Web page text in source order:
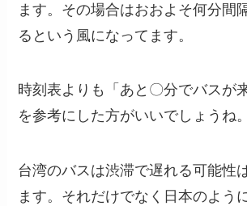
ます。その場合はおおよそ何分間
るという風になってます。
時刻表よりも「あと〇分でバスが
を参考にした方がいいでしょうね。
台湾のバスは渋滞で遅れる可能性
ます。それだけでなく日本のよう